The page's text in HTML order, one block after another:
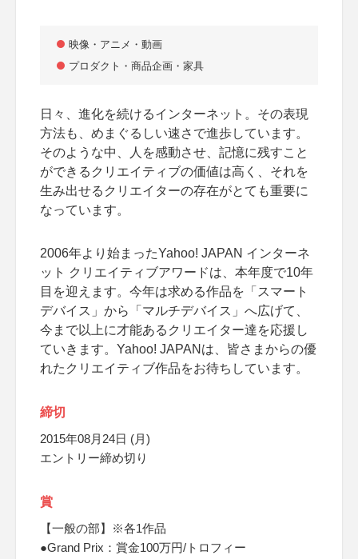
映像・アニメ・動画
プロダクト・商品企画・家具
日々、進化を続けるインターネット。その表現
方法も、めまぐるしい速さで進歩しています。
そのような中、人を感動させ、記憶に残すこと
ができるクリエイティブの価値は高く、それを
生み出せるクリエイターの存在がとても重要に
なっています。
2006年より始まったYahoo! JAPAN インターネ
ット クリエイティブアワードは、本年度で10年
目を迎えます。今年は求める作品を「スマート
デバイス」から「マルチデバイス」へ広げて、
今まで以上に才能あるクリエイター達を応援し
ていきます。Yahoo! JAPANは、皆さまからの優
れたクリエイティブ作品をお待ちしています。
締切
2015年08月24日 (月)
エントリー締め切り
賞
【一般の部】※各1作品
●Grand Prix：賞金100万円/トロフィー